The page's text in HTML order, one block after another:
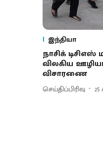
இந்தியா
நாசிக்
விலகிய
விசாரணை
செய்திப்பிரிவு 25